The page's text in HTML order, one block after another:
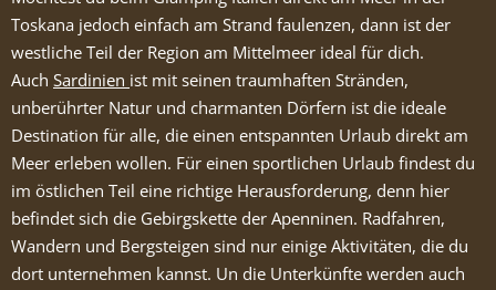
Toskana jedoch einfach am Strand faulenzen, dann ist der
westliche Teil der Region am Mittelmeer ideal für dich.
Auch Sardinien ist mit seinen traumhaften Stränden,
unberührter Natur und charmanten Dörfern ist die ideale
Destination für alle, die einen entspannten Urlaub direkt am
Meer erleben wollen. Für einen sportlichen Urlaub findest du
im östlichen Teil eine richtige Herausforderung, denn hier
befindet sich die Gebirgskette der Apenninen. Radfahren,
Wandern und Bergsteigen sind nur einige Aktivitäten, die du
dort unternehmen kannst. Un die Unterkünfte werden auch